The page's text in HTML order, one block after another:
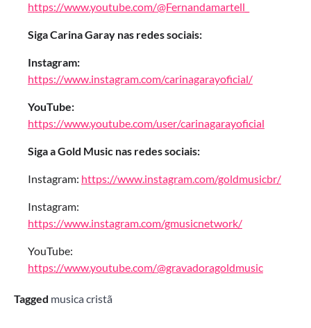
https://www.youtube.com/@Fernandamartell_
Siga Carina Garay nas redes sociais:
Instagram:
https://www.instagram.com/carinagarayoficial/
YouTube:
https://www.youtube.com/user/carinagarayoficial
Siga a Gold Music nas redes sociais:
Instagram: https://www.instagram.com/goldmusicbr/
Instagram:
https://www.instagram.com/gmusicnetwork/
YouTube:
https://www.youtube.com/@gravadoragoldmusic
Tagged musica cristã